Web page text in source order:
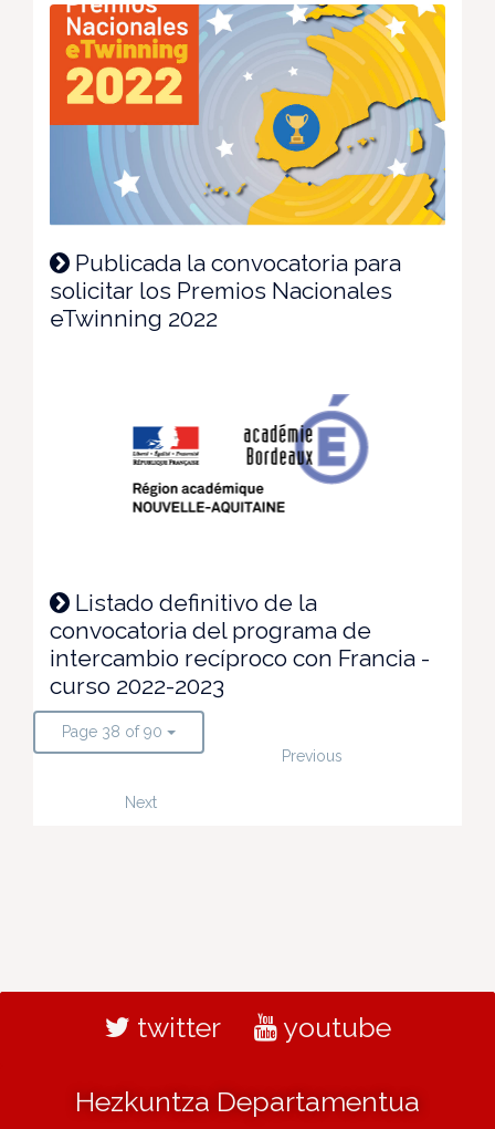
Publicada la convocatoria para
solicitar los Premios Nacionales
eTwinning 2022
Listado definitivo de la
convocatoria del programa de
intercambio recíproco con Francia -
curso 2022-2023
Page 38 of 90
Previous
Next
twitter youtube
Hezkuntza Departamentua